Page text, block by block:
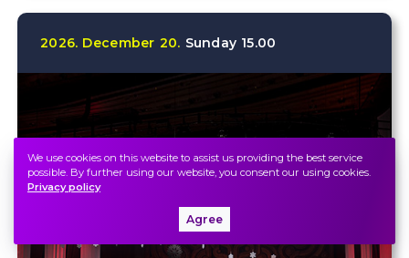
2026. December 20. Sunday 15.00
We use cookies on this website to assist us providing the best service
possible. By further using our website, you consent our using cookies.
Privacy policy
Agree